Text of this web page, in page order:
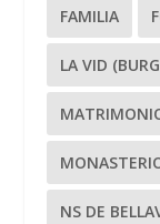
FAMILIA
LA VID
NS DE